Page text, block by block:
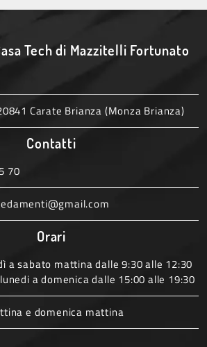
Tech di Mazzitelli Fortunato
Carate Brianza (Monza Brianza)
Contatti
70
Orari
a sabato mattina dalle 9:30 alle 12:30
a domenica dalle 15:00 alle 19:30
e domenica mattina